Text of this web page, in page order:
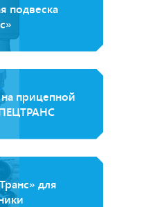
подвеска
прицепной
для